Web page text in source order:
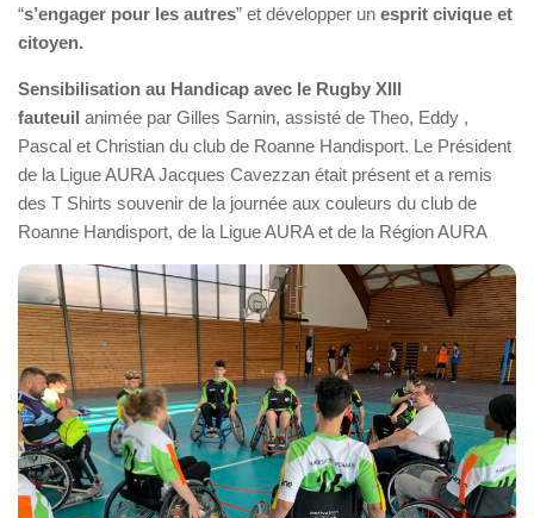
“s’engager pour les autres” et développer un esprit civique et
citoyen.
Sensibilisation au Handicap avec le Rugby XIII
fauteuil animée par Gilles Sarnin, assisté de Theo, Eddy ,
Pascal et Christian du club de Roanne Handisport. Le Président
de la Ligue AURA Jacques Cavezzan était présent et a remis
des T Shirts souvenir de la journée aux couleurs du club de
Roanne Handisport, de la Ligue AURA et de la Région AURA